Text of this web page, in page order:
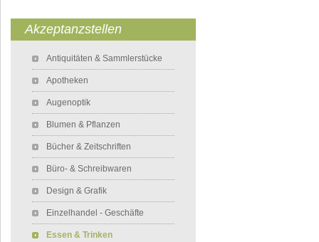
Akzeptanzstellen
Antiquitäten & Sammlerstücke
Apotheken
Augenoptik
Blumen & Pflanzen
Bücher & Zeitschriften
Büro- & Schreibwaren
Design & Grafik
Einzelhandel - Geschäfte
Essen & Trinken